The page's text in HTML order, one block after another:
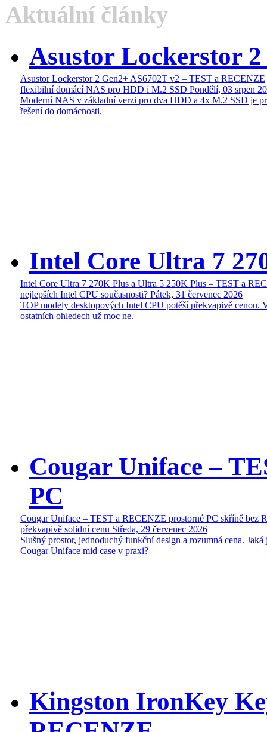
Aktuální články
Asustor Lockerstor
Asustor Lockerstor 2 Gen2+ AS6702T v2 – TEST a RECENZE
flexibilní domácí NAS pro HDD i M.2 SSD Pondělí, 03 srpen
Moderní NAS v základní verzi pro dva HDD a 4x M.2 SSD je
řešení do domácnosti.
Intel Core Ultra 7
Intel Core Ultra 7 270K Plus a Ultra 5 250K Plus – TEST a
nejlepších Intel CPU současnosti? Pátek, 31 červenec 2026
TOP modely desktopových Intel CPU potěší překvapivě cenou.
ostatních ohledech už moc ne.
Cougar Uniface –
PC
Cougar Uniface – TEST a RECENZE prostorné PC skříně bez
překvapivě solidní cenu Středa, 29 červenec 2026
Slušný prostor, jednoduchý funkční design a rozumná cena. Jaká
Cougar Uniface mid case v praxi?
Kingston IronKey